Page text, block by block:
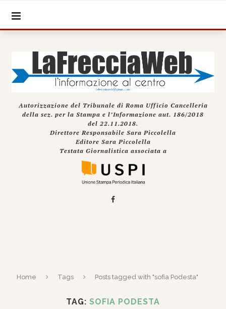
Autorizzazione del Tribunale di Roma Ufficio Cancelleria
della sez. per la Stampa e l’Informazione aut. 186/2018
del 22.11.2018.
Direttore Responsabile Sara Piccolella
Editore Sara Piccolella
Testata Giornalistica associata a
Home Tags Posts tagged with "sofia Podesta"
TAG: SOFIA PODESTA